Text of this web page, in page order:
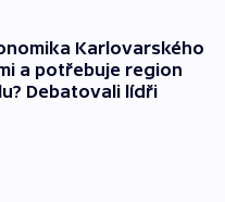
Karlovarského
a potřebuje region
Debatovali lídři